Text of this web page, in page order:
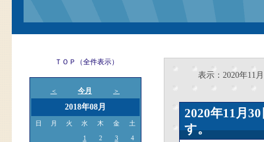
ＴＯＰ（全件表示）
＜ 今月 ＞
2018年08月
日 月 火 水 木 金 土
1 2 3
4
表示：2020年11月
2020年11
す。